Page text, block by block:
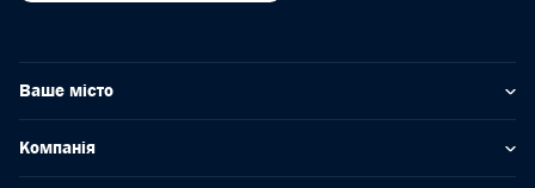
Ваше місто
Компанія